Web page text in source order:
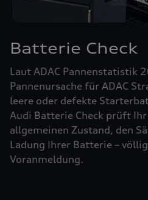
Batterie Check
Laut ADAC Pannenstatistik
Pannenursache für ADAC
leere oder defekte
Audi Batterie Check prüft
allgemeinen Zustand, den
Ladung Ihrer Batterie –
Voranmeldung.